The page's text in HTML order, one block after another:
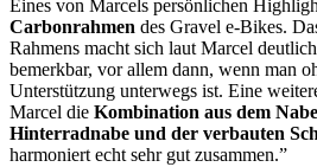
Eines von Marcels persönlichen
Carbonrahmen des Gravel e-Bikes.
Rahmens macht sich laut Marcel
bemerkbar, vor allem dann, wenn man
Unterstützung unterwegs ist. Eine
Marcel die Kombination aus dem
Hinterradnabe und der verbauten
harmoniert echt sehr gut zusammen.”